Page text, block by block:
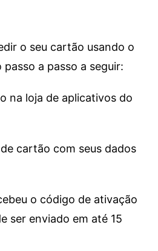
o seu cartão usando o
a passo a seguir:
na loja de aplicativos do
cartão com seus dados
o código de ativação
ser enviado em até 15